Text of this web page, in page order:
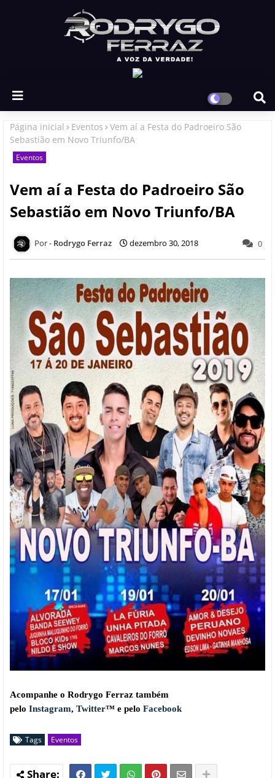
Página inicial Eventos
Vem aí a Festa do Padroeiro São
Sebastião em Novo Triunfo/BA
Eventos
Vem aí a Festa do Padroeiro São
Sebastião em Novo Triunfo/BA
Rodrygo Ferraz dezembro 30, 2018 0
Acompanhe o Rodrygo Ferraz também
pelo Instagram, Twitter™ e pelo Facebook
Tags Eventos